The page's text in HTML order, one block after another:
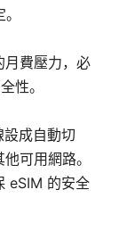
月費壓力，必
性。
成自動切
可用網路。
eSIM 的安全